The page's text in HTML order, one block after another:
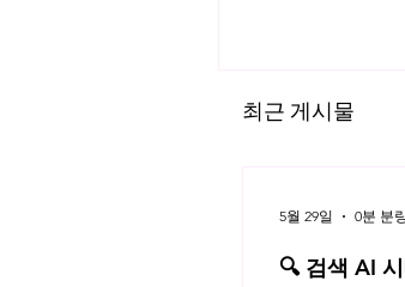
최근 게시물
🔍 검색 AI
5월 29일 0분 분